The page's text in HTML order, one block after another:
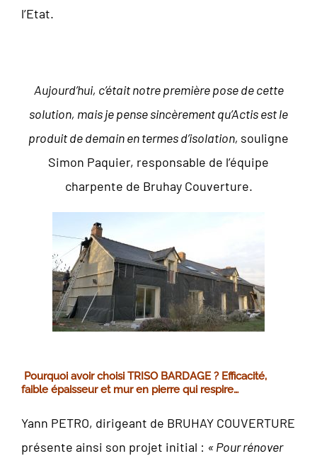
l’Etat.
Aujourd’hui, c’était notre première pose de cette
solution, mais je pense sincèrement qu’Actis est le
produit de demain en termes d’isolation, souligne
Simon Paquier, responsable de l’équipe
charpente de Bruhay Couverture.
Pourquoi avoir choisi TRISO BARDAGE ? Efficacité,
faible épaisseur et mur en pierre qui respire…
Yann PETRO, dirigeant de BRUHAY COUVERTURE
présente ainsi son projet initial : « Pour rénover